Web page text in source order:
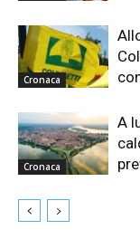
Cronaca
Cronaca
A